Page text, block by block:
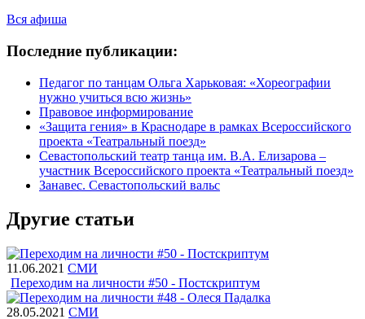
Вся афиша
Последние публикации:
Педагог по танцам Ольга Харьковая: «Хореографии
нужно учиться всю жизнь»
Правовое информирование
«Защита гения» в Краснодаре в рамках Всероссийского
проекта «Театральный поезд»
Севастопольский театр танца им. В.А. Елизарова –
участник Всероссийского проекта «Театральный поезд»
Занавес. Севастопольский вальс
Другие статьи
11.06.2021 СМИ
Переходим на личности #50 - Постскриптум
28.05.2021 СМИ